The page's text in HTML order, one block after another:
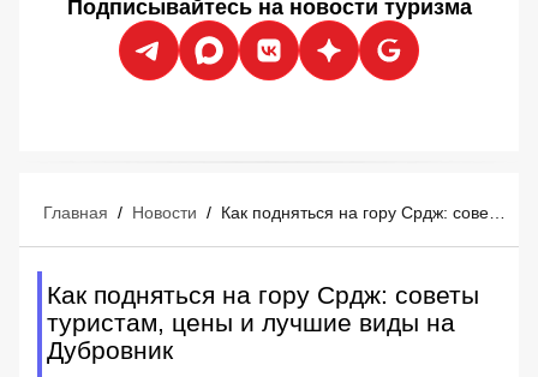
Подписывайтесь на новости туризма
Главная / Новости / Как подняться на гору Срдж: советы туристам, цены и лучшие виды на Дубровник
Как подняться на гору Срдж: советы
туристам, цены и лучшие виды на
Дубровник